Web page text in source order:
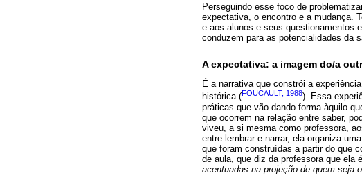
Perseguindo esse foco de
expectativa, o encontro e a mudança.
e aos alunos e seus questionamentos
conduzem para as potencialidades da
A expectativa: a imagem do/a
É a narrativa que constrói a
histórica (FOUCAULT, 1988). Essa
práticas que vão dando forma àquilo
que ocorrem na relação entre saber,
viveu, a si mesma como professora,
entre lembrar e narrar, ela organiza
que foram construídas a partir do que
de aula, que diz da professora que ela
acentuadas na projeção de quem seja